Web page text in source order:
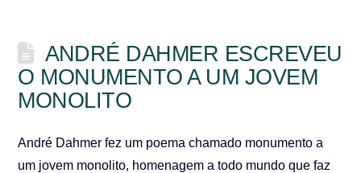
ANDRÉ DAHMER ESCREVEU
O MONUMENTO A UM JOVEM
MONOLITO
André Dahmer fez um poema chamado monumento a
um jovem monolito, homenagem a todo mundo que faz